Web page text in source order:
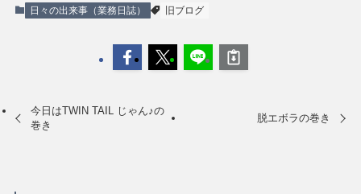
日々の出来事（業務日誌） 旧ブログ
今日はTWIN TAIL じゃん♪の
巻き
脱エボラの巻き